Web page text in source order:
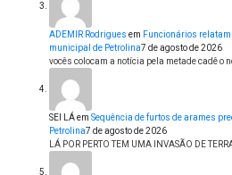
ADEMIR Rodrigues em Funcionários
municipal de Petrolina7 de agosto de 2026
vocês colocam a notícia pela metade cadê o
SEI LÁem Sequência de furtos de arames
Petrolina7 de agosto de 2026
LÁ POR PERTO TEM UMA INVASÃO DE